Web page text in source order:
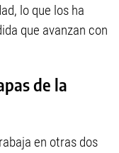
lo que los ha
que avanzan con
de la
en otras dos